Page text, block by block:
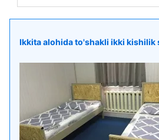
Ikkita alohida to'shakli ikki kishilik